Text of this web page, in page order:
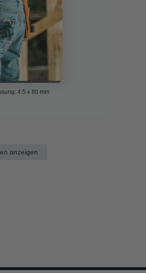
4.5 x 20 mm
4.5 x 80 mm
anzeigen